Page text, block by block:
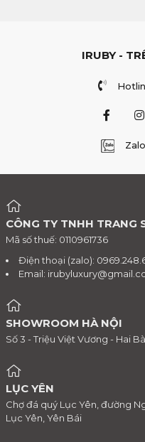
IRUBY -
CÔNG TY TNHH TRANG
Mã số thuế: 0110961736
Điện thoại (zalo):
Email:
SHOWROOM HÀ NỘI
Số 3 - Triệu Việt Vương - Hai
LỤC YÊN
Chợ đá quý Lục Yên, đường
Lục Yên, Yên Bái